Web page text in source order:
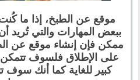
موقع عن الطبخ، إذا ما
ببعض المهارات والتي تُريد
ممكن فإن إنشاء موقع عن
على الإطلاق فلسوف
كبير للغاية كما أنك سوف